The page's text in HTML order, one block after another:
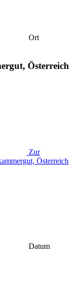
Ort
Österreich
Zur
Österreich
Datum